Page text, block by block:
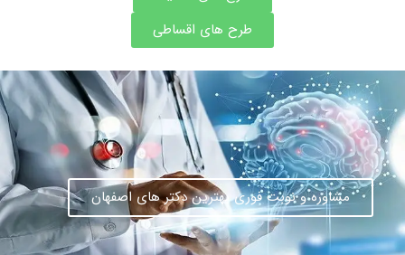
طرح های اقساطی
مشاوره و نوبت فوری بهترین دکتر های اصفهان